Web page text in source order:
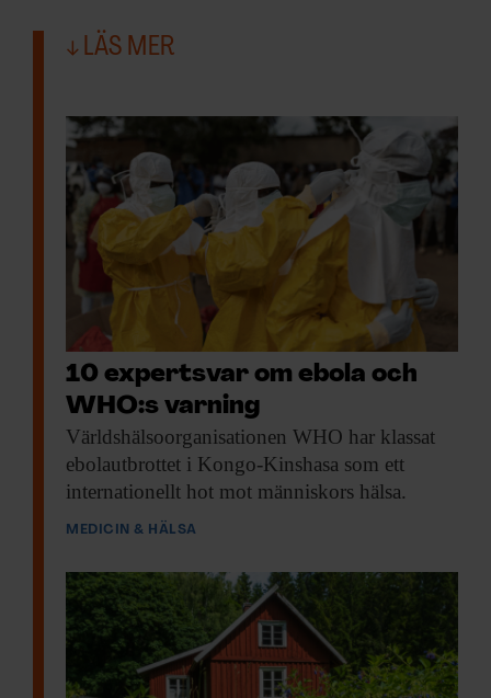
LÄS MER
10 expertsvar om ebola och
WHO:s varning
Världshälsoorganisationen WHO har klassat
ebolautbrottet i Kongo-Kinshasa som ett
internationellt hot mot människors hälsa.
MEDICIN & HÄLSA